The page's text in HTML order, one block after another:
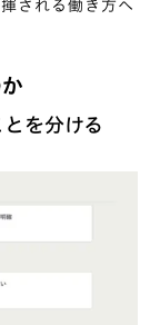
される働き方へ
を分ける